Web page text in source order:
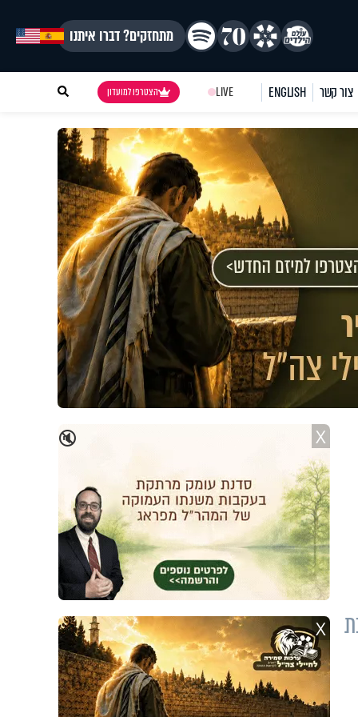
מתחזקים? דברו איתנו
צור קשר ENGLISH
LIVE הצטרפו למועדון
🔇 X
X